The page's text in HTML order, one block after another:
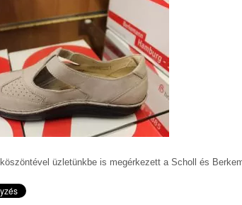
üzletünkbe is megérkezett a Scholl és